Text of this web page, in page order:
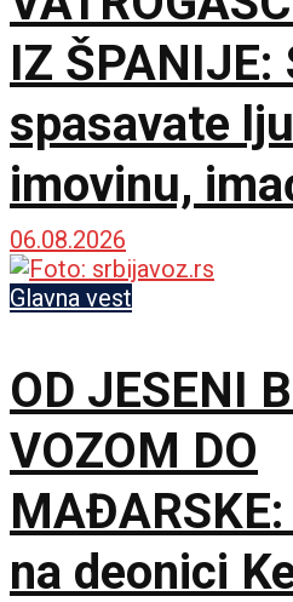
IZ ŠPANIJE:
spasavate
imovinu,
bolje uslove
06.08.2026
Glavna vest
OD JESENI
VOZOM DO
na deonici